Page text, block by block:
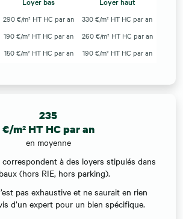
290 €/m² HT HC par an
330 €/m² HT HC par an
190 €/m² HT HC par an
260 €/m² HT HC par an
150 €/m² HT HC par an 190 €/m² HT HC par an
235
€/m² HT HC par an
en moyenne
à des loyers stipulés dans
(hors RIE, hors parking).
pas exhaustive et ne saurait en rien
d’un expert pour un bien spécifique.